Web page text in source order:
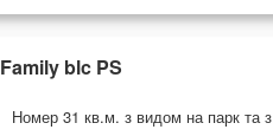
Family blc PS
Номер 31 кв.м. з видом на парк та